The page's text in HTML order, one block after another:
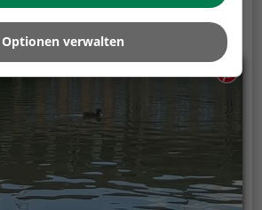
Optionen verwalten